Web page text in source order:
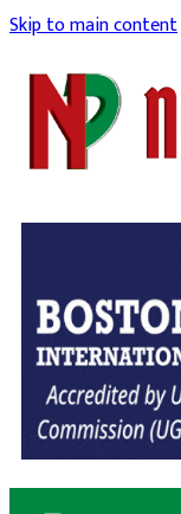
Skip to main content